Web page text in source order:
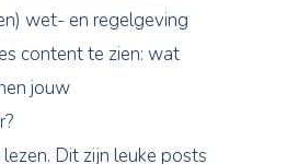
wet- en regelgeving
content te zien: wat
jouw
Dit zijn leuke posts